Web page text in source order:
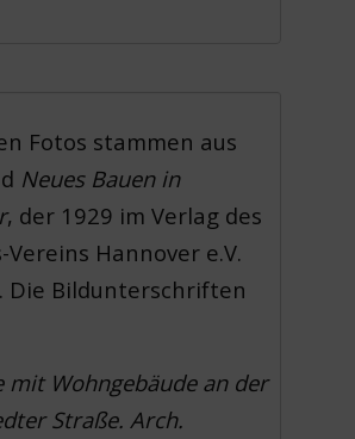
Fotos stammen aus
Neues Bauen in
, der 1929 im Verlag des
Vereins Hannover e.V.
Die Bildunterschriften
mit Wohngebäude an der
Straße. Arch.